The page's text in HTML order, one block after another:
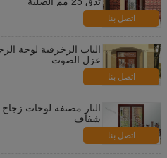
اتصل بنا
عزل الصوت
اتصل بنا
النار مصنفة لوحات
شفاف
اتصل بنا